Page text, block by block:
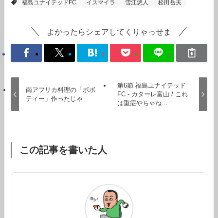
福島ユナイテッドFC
イスマイラ 雪江悠人 松田岳夫
よかったらシェアしてくりゃっせま
南アフリカ料理の「ボボ
ティー」作ったじゃ
第6節 福島ユナイテッド
FC - カターレ富山 / これ
は重症やちゃね…
この記事を書いた人